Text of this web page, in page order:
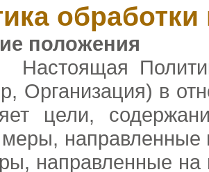
положения
Настоящая
Организация) в
цели,
направленные
направленные